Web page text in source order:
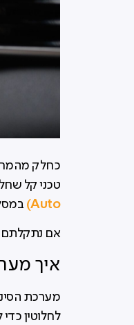
כחלק
טכני קל
Auto)
אם נתקלתם
איך
מערכת
לחלוטין